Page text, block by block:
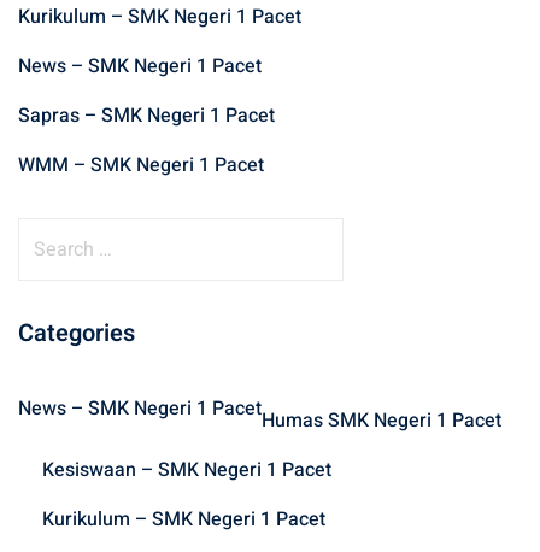
Kurikulum – SMK Negeri 1 Pacet
News – SMK Negeri 1 Pacet
Sapras – SMK Negeri 1 Pacet
WMM – SMK Negeri 1 Pacet
r
f
Categories
News – SMK Negeri 1 PacetHumas SMK Negeri 1 Pacet
Kesiswaan – SMK Negeri 1 Pacet
Kurikulum – SMK Negeri 1 Pacet